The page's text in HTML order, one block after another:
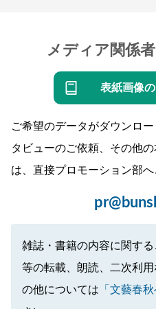
メディア関係
表紙画像
ご希望のデータがダウンロ
タビューのご依頼、その他
は、直接プロモーション部へ
雑誌・書籍の内容に関す
等の転載、朗読、二次利
の他については 「文藝春